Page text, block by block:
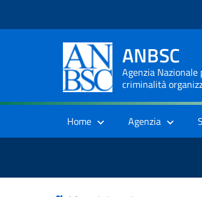
ANBSC
Agenzia
criminalità
Home Agenzia